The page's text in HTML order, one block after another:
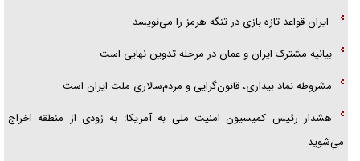
ایران قواعد تازه بازی در تنگه هرمز را می‌نویسد
بیانیه مشترک ایران و عمان در مرحله تدوین نهایی است
مشروطه نماد بیداری، قانون‌گرایی و مردم‌سالاری ملت ایران است
هشدار رئیس کمیسیون امنیت ملی به آمریکا: به زودی از منطقه اخراج
می‌شوید